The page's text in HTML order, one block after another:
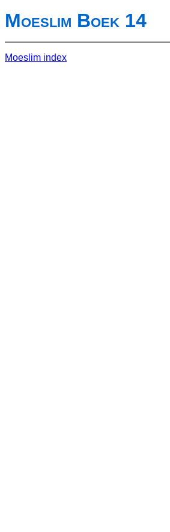
Moeslim Boek 14
Moeslim index